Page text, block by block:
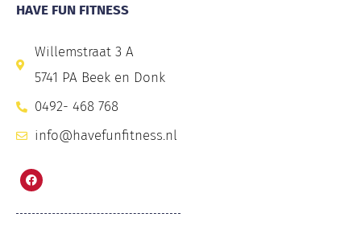
HAVE FUN FITNESS
Willemstraat 3 A
5741 PA Beek en Donk
0492- 468 768
info@havefunfitness.nl